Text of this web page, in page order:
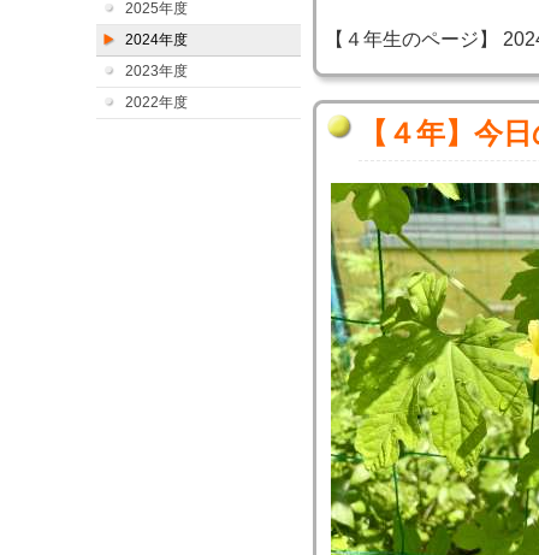
2025年度
2024年度
2023年度
2022年度
【４年生のページ】
【４年】今